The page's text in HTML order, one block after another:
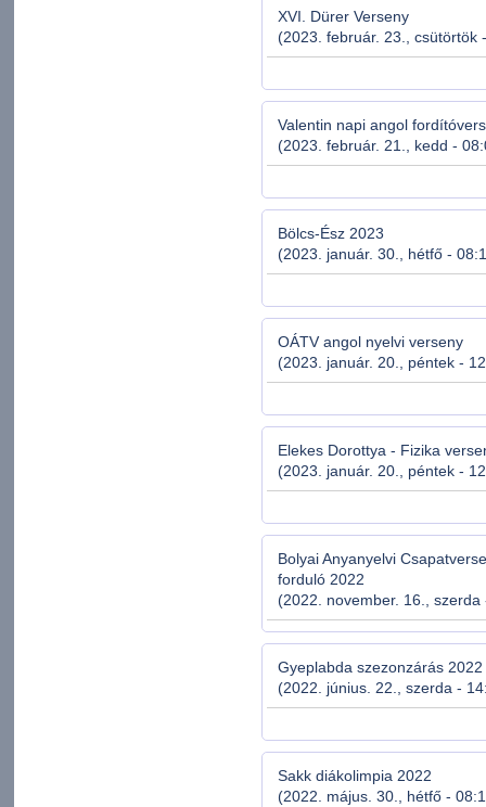
XVI. Dürer Verseny
(2023. február. 23., csütörtök
Valentin napi angol
(2023. február. 21., kedd -
Bölcs-Ész 2023
(2023. január. 30., hétfő -
OÁTV angol nyelvi verseny
(2023. január. 20., péntek -
Elekes Dorottya - Fizika
(2023. január. 20., péntek -
Bolyai Anyanyelvi
forduló 2022
(2022. november. 16., szerda
Gyeplabda szezonzárás 2022
(2022. június. 22., szerda -
Sakk diákolimpia 2022
(2022. május. 30., hétfő -